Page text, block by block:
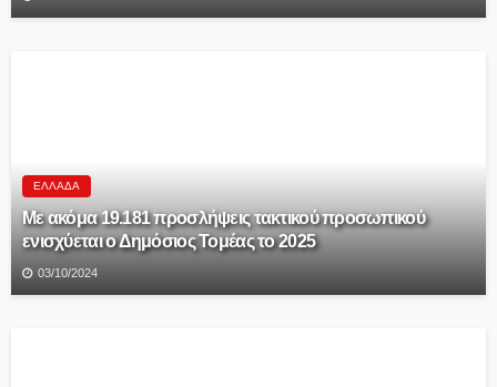
ΕΛΛΆΔΑ
Με ακόμα 19.181 προσλήψεις τακτικού προσωπικού
ενισχύεται ο Δημόσιος Τομέας το 2025
03/10/2024